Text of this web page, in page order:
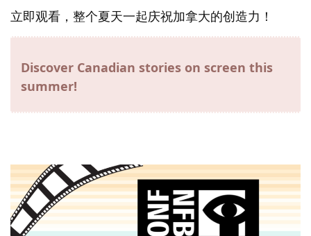
立即观看，整个夏天一起庆祝加拿大的创造力！
Discover Canadian stories on screen this
summer!